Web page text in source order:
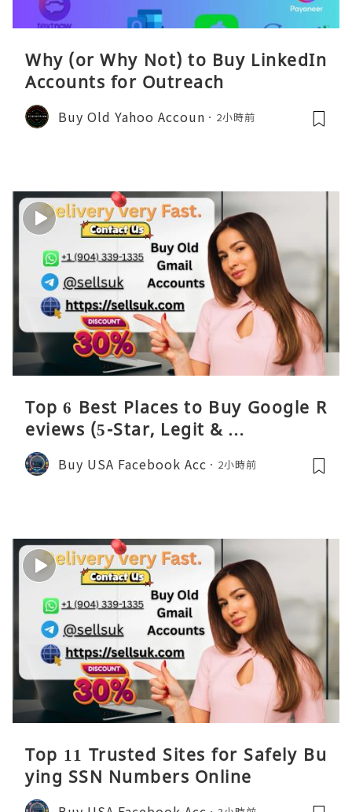
Why (or Why Not) to Buy LinkedIn
Accounts for Outreach
Buy Old Yahoo Accoun 2小時前
Top 6 Best Places to Buy Google R
eviews (5-Star, Legit & …
Buy USA Facebook Acc 2小時前
Top 11 Trusted Sites for Safely Bu
ying SSN Numbers Online